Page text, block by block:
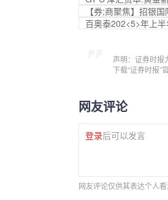
【券;商聚焦】招银
百奥泰202<5>年上
声明：证券时报
下载“证券时报”
网友评论
登录后可以发言
网友评论仅供其表达个人